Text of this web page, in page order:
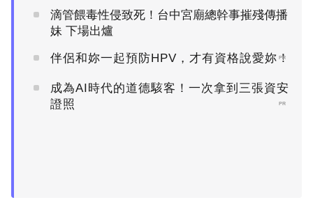
滴管餵毒性侵致死！台中宮廟總幹事摧殘傳播
妹 下場出爐
伴侶和妳一起預防HPV，才有資格說愛妳！
PR
成為AI時代的道德駭客！一次拿到三張資安
證照
PR